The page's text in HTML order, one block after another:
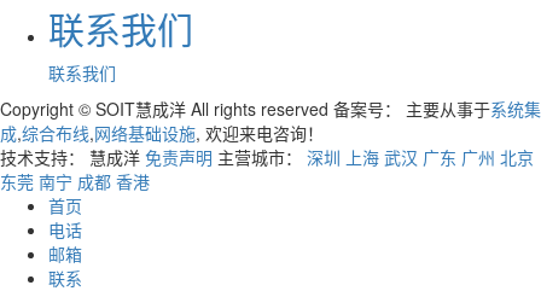
联系我们
联系我们
Copyright © SOIT慧成洋 All rights reserved 备案号：
主要从事于系统集
成,综合布线,网络基础设施, 欢迎来电咨询！
技术支持： 慧成洋 免责声明 主营城市： 深圳 上海 武汉 广东 广州 北京
东莞 南宁 成都 香港
首页
电话
邮箱
联系